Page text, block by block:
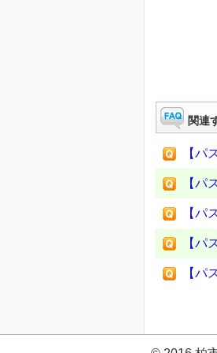
関連
【パ
【パ
【パ
【パ
【パ